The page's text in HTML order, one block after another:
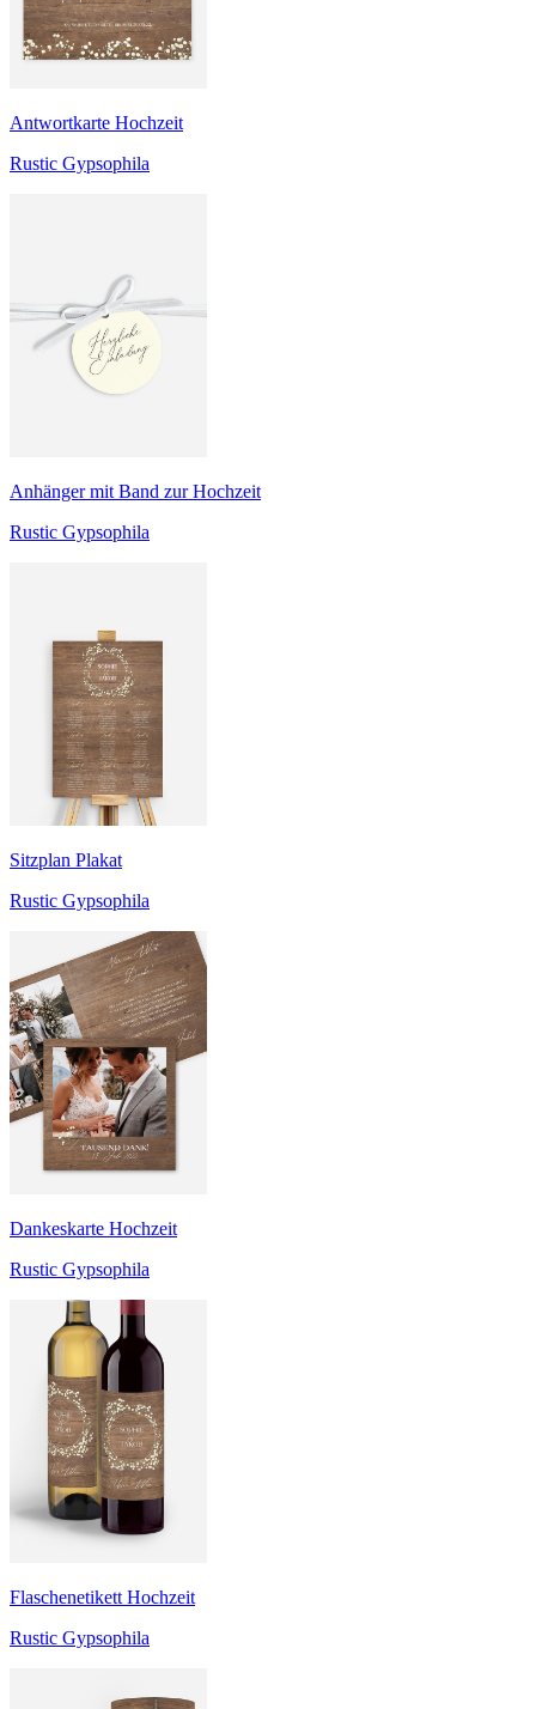
Antwortkarte Hochzeit
Rustic Gypsophila
Anhänger mit Band zur Hochzeit
Rustic Gypsophila
Sitzplan Plakat
Rustic Gypsophila
Dankeskarte Hochzeit
Rustic Gypsophila
Flaschenetikett Hochzeit
Rustic Gypsophila